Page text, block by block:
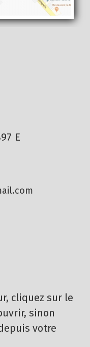
E
cliquez sur le
sinon
votre